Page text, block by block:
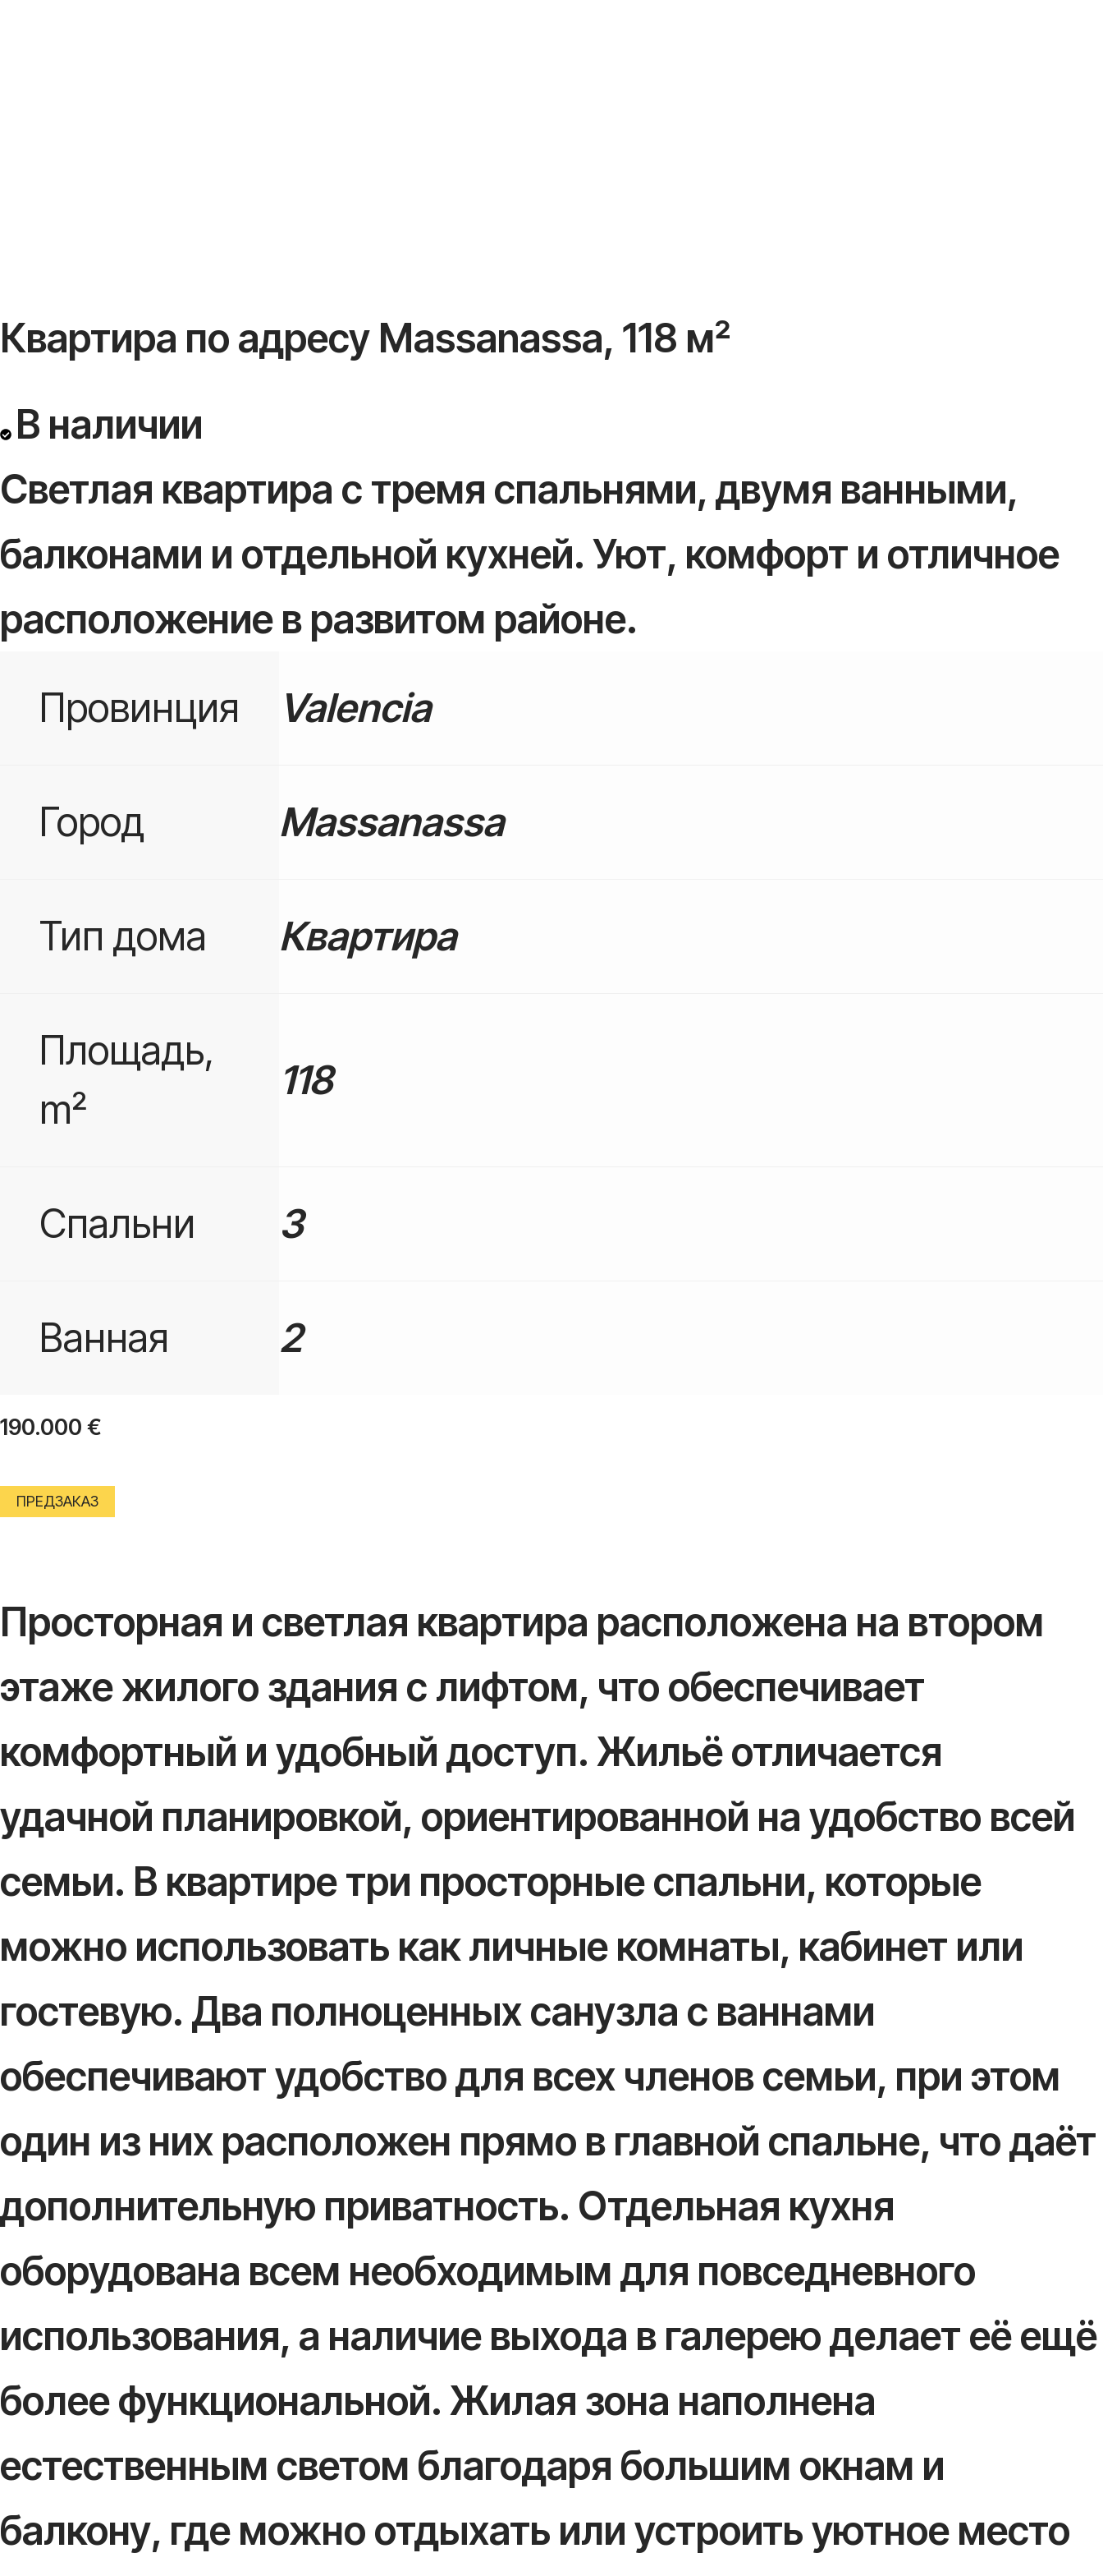
Квартира по адресу Massanassa, 118 м²
В наличии
Светлая квартира с тремя спальнями, двумя ванными,
балконами и отдельной кухней. Уют, комфорт и отличное
расположение в развитом районе.
Провинция
Valencia
Город Massanassa
Тип дома Квартира
Площадь,
m²
118
Спальни 3
Ванная 2
190.000 €
ПРЕДЗАКАЗ
Просторная и светлая квартира расположена на втором
этаже жилого здания с лифтом, что обеспечивает
комфортный и удобный доступ. Жильё отличается
удачной планировкой, ориентированной на удобство всей
семьи. В квартире три просторные спальни, которые
можно использовать как личные комнаты, кабинет или
гостевую. Два полноценных санузла с ваннами
обеспечивают удобство для всех членов семьи, при этом
один из них расположен прямо в главной спальне, что даёт
дополнительную приватность. Отдельная кухня
оборудована всем необходимым для повседневного
использования, а наличие выхода в галерею делает её ещё
более функциональной. Жилая зона наполнена
естественным светом благодаря большим окнам и
балкону, где можно отдыхать или устроить уютное место